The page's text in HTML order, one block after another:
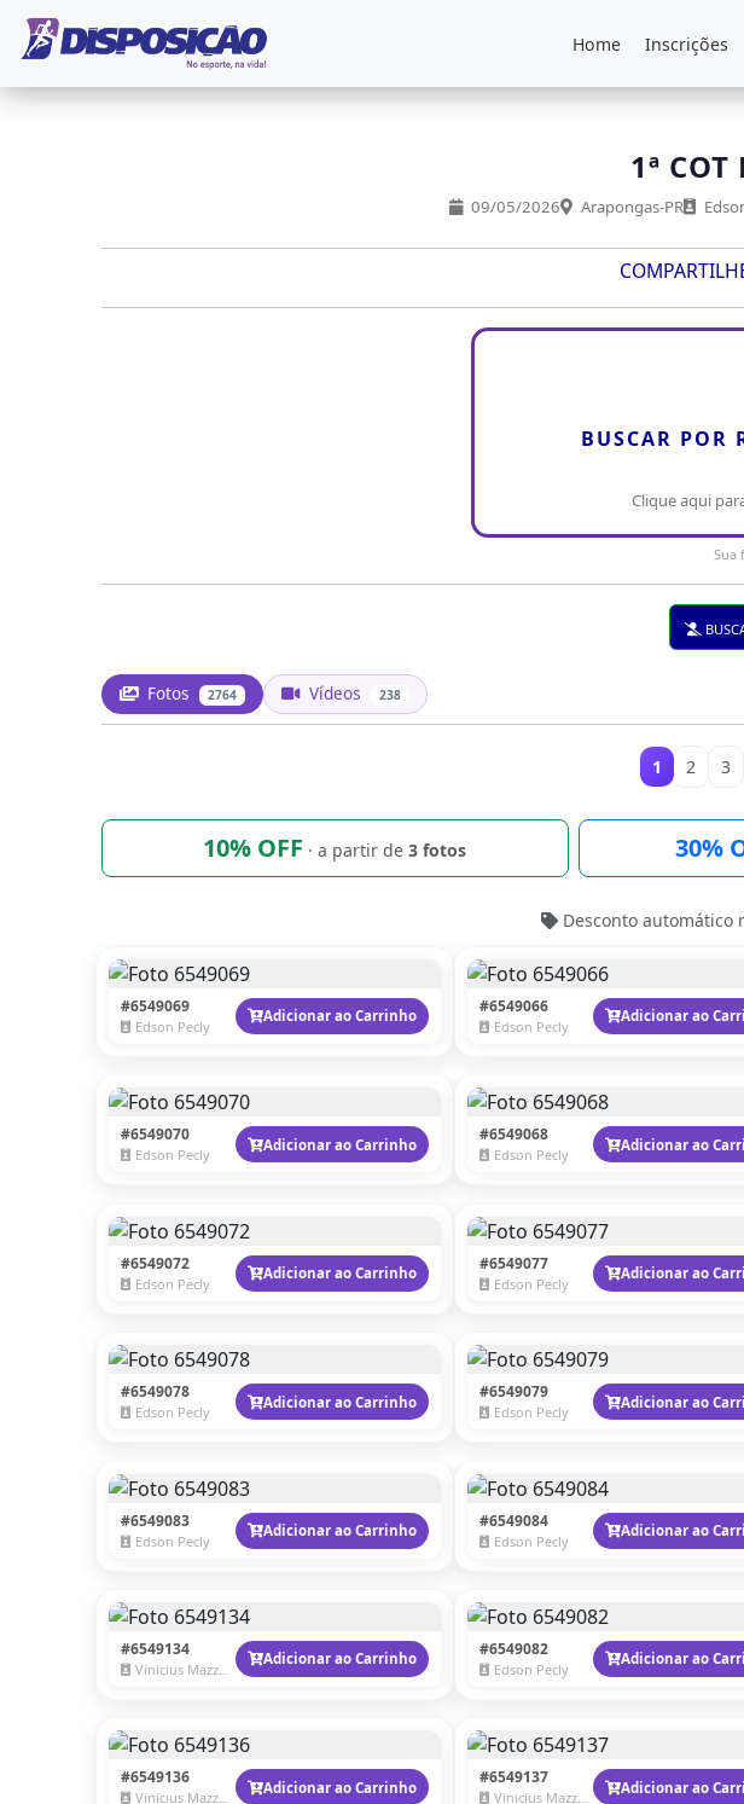
Home Inscrições
1ª
09/05/2026 Arapongas-PR
BUSCAR POR
Clique aqui
Sua
Fotos 2764 Vídeos 238
1 2 3
10% OFF · a partir de3 fotos 30%
Desconto automático
#6549069
Edson Pecly
Adicionar ao Carrinho #6549066
Edson Pecly
Adicionar ao
#6549070
Edson Pecly
Adicionar ao Carrinho #6549068
Edson Pecly
Adicionar ao
#6549072
Edson Pecly
Adicionar ao Carrinho #6549077
Edson Pecly
Adicionar ao
#6549078
Edson Pecly
Adicionar ao Carrinho #6549079
Edson Pecly
Adicionar ao
#6549083
Edson Pecly
Adicionar ao Carrinho #6549084
Edson Pecly
Adicionar ao
#6549134
Vinicius Mazzaro
Adicionar ao Carrinho #6549082
Edson Pecly
Adicionar ao
#6549136
Vinicius Mazzaro
Adicionar ao Carrinho #6549137
Vinicius Mazzaro
Adicionar ao